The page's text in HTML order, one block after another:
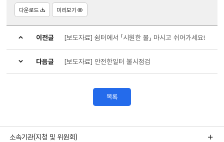
다운로드 미리보기
이전글 [보도자료] 쉼터에서 「시원한 물」 마시고 쉬어가세요!
다음글 [보도자료] 안전한일터 불시점검
목록
소속기관(지청 및 위원회)